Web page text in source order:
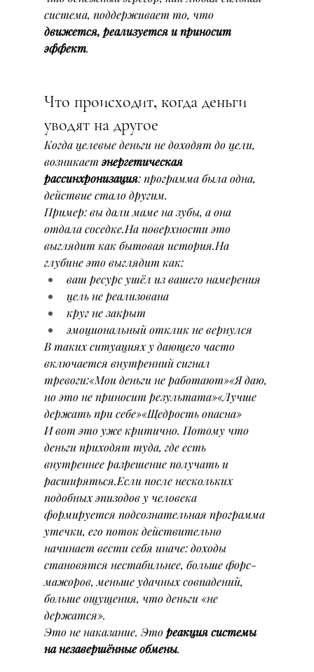
система, поддерживает то, что
движется, реализуется и приносит
эффект.
Что происходит, когда деньги
уводят на другое
Когда целевые деньги не доходят до цели,
возникает энергетическая
рассинхронизация: программа была одна,
действие стало другим.
Пример: вы дали маме на зубы, а она
отдала соседке.На поверхности это
выглядит как бытовая история.На
глубине это выглядит как:
ваш ресурс ушёл из вашего намерения
цель не реализована
круг не закрыт
эмоциональный отклик не вернулся
В таких ситуациях у дающего часто
включается внутренний сигнал
тревоги:«Мои деньги не работают»«Я даю,
но это не приносит результата»«Лучше
держать при себе»«Щедрость опасна»
И вот это уже критично. Потому что
деньги приходят туда, где есть
внутреннее разрешение получать и
расширяться.Если после нескольких
подобных эпизодов у человека
формируется подсознательная программа
утечки, его поток действительно
начинает вести себя иначе: доходы
становятся нестабильнее, больше форс-
мажоров, меньше удачных совпадений,
больше ощущения, что деньги «не
держатся».
Это не наказание. Это реакция системы
на незавершённые обмены.